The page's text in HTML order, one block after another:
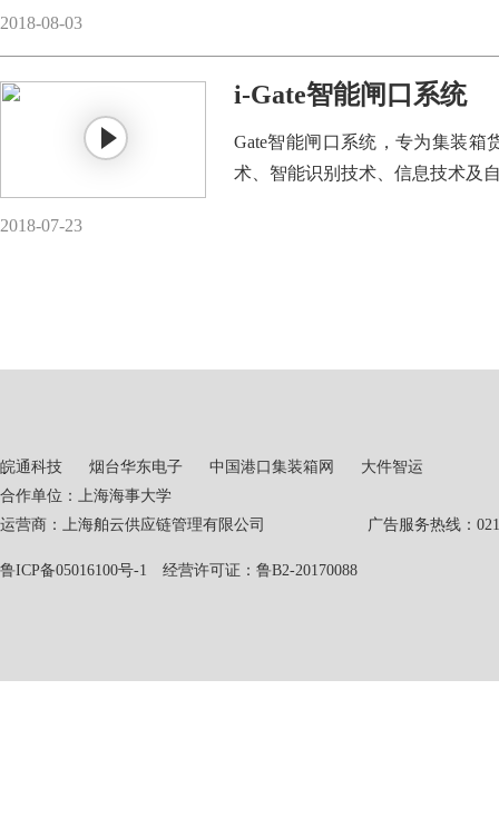
2018-08-03
2018-07-23
i-Gate智能闸口系统
Gate智能闸口系统，专为集装箱
术、智能识别技术、信息技术及
皖通科技 烟台华东电子 中国港口集装箱网
大件智运
合作单位：上海海事大学
运营商：上海舶云供应链管理有限公司 广告服务热线：021-
鲁ICP备05016100号-1 经营许可证：鲁B2-20170088